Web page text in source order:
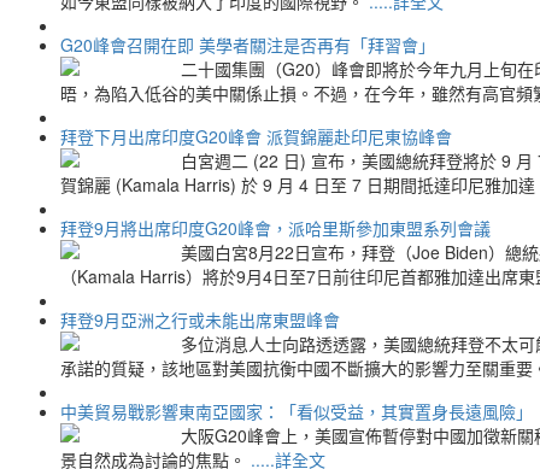
G20峰會召開在即 美學者關注是否再有「拜習會」
二十國集團（G20）峰會即將於今年九月上旬
晤，為陷入低谷的美中關係止損。不過，在今年，雖然有高官
拜登下月出席印度G20峰會 派賀錦麗赴印尼東協峰會
白宮週二 (22 日) 宣布，美國總統拜登將於 9
賀錦麗 (Kamala Harris) 於 9 月 4 日至 7 日期間抵達印尼雅加
拜登9月將出席印度G20峰會，派哈里斯參加東盟系列會議
美國白宮8月22日宣布，拜登（Joe Biden）總
（Kamala Harris）將於9月4日至7日前往印尼首都雅加達出席
拜登9月亞洲之行或未能出席東盟峰會
多位消息人士向路透透露，美國總統拜登不太
承諾的質疑，該地區對美國抗衡中國不斷擴大的影響力至關重
中美貿易戰影響東南亞國家：「看似受益，其實置身長遠風險」
大阪G20峰會上，美國宣佈暫停對中國加徵新
景自然成為討論的焦點。 .....詳全文